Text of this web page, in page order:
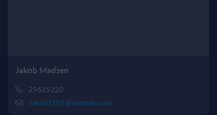
Jakob Madsen
29625220
Jakob3101@hotmail.com